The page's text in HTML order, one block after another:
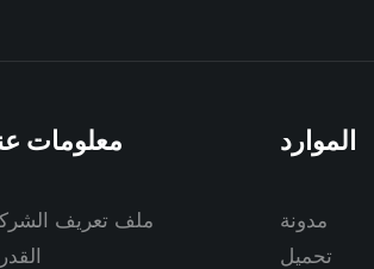
معلومات
ملف تعريف
الموارد
مدونة
تحميل